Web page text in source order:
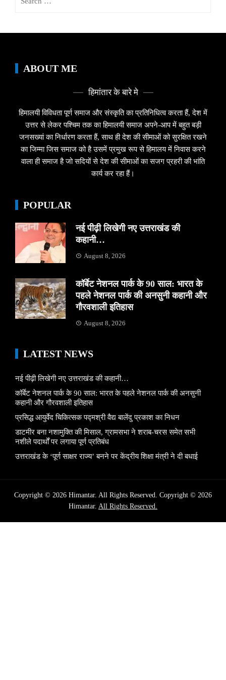
ABOUT ME
हिमांतार के बारे मे
हिमालयी विविधता पूर्ण समाज और संस्कृति का प्रतिनिधित्व करता हैं, देश में
उत्तर से लेकर पश्चिम तक का हिमालयी समाज अपने-आप में बहुत बड़ी
जनसख्यां का निर्धारण करता हैं, साथ ही देश की सीमाओं को सुरक्षित रखने
का जिम्मा जिस समाज को है उसमें प्रमुख रूप से हिमालय में निवास करने
वाला ही समाज है जो सदियों से देश की सीमाओं का सजग प्रहरी की भांति
कार्य कर रहा हैं।
POPULAR
नई पीढ़ी लिखेगी नए उत्तराखंड की
कहानी…
August 8, 2026
कॉर्बेट नेशनल पार्क के 90 साल: भारत के
पहले नेशनल पार्क की अनसुनी कहानी और
गौरवशाली इतिहास
August 8, 2026
LATEST NEWS
नई पीढ़ी लिखेगी नए उत्तराखंड की कहानी…
कॉर्बेट नेशनल पार्क के 90 साल: भारत के पहले नेशनल पार्क की अनसुनी
कहानी और गौरवशाली इतिहास
प्रसिद्ध आयुर्वेद चिकित्सक पद्मश्री वैद्य बालेंदु प्रकाश का निधन
डाटमीर बना नशामुक्ति की मिसाल, ग्रामसभा ने शराब-चरस समेत सभी
नशीले पदार्थों पर लगाया पूर्ण प्रतिबंध
उत्तराखंड के ‘पूर्ण साक्षर राज्य’ बनने पर केंद्रीय शिक्षा मंत्री ने दी बधाई
Copyright © 2026 Himantar. All Rights Reserved. Copyright © 2026
Himantar. All Rights Reserved.